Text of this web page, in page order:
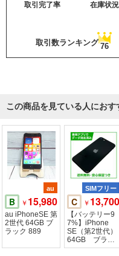
取引完了率 在庫状況
取引数ランキング 76
この商品を見ている人におす
au
B ￥15,980
au iPhoneSE 第
2世代 64GB ブ
ラック 889
SIMフリー
C ￥13,700
【バッテリー9
7%】iPhone
SE（第2世代）
64GB ブラッ
ク SIMフリ